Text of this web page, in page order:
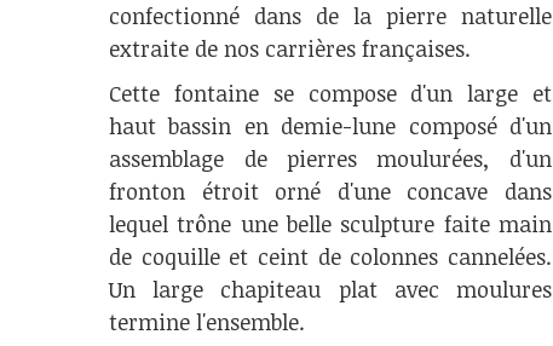
confectionné dans de la pierre naturelle
extraite de nos carrières françaises.
Cette fontaine se compose d'un large et
haut bassin en demie-lune composé d'un
assemblage de pierres moulurées, d'un
fronton étroit orné d'une concave dans
lequel trône une belle sculpture faite main
de coquille et ceint de colonnes cannelées.
Un large chapiteau plat avec moulures
termine l'ensemble.